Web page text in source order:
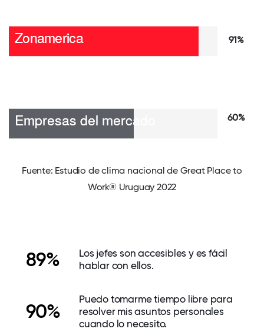
91%
60%
Fuente: Estudio de clima nacional de Great Place to
Work® Uruguay 2022
89%
Los jefes son accesibles y es fácil
hablar con ellos.
90%
Puedo tomarme tiempo libre para
resolver mis asuntos personales
cuando lo necesito.